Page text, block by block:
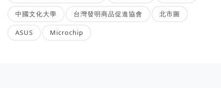
中國文化大學 台灣發明商品促進協會 北市圖
ASUS Microchip